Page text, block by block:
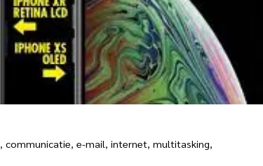
, communicatie, e-mail, internet, multitasking,